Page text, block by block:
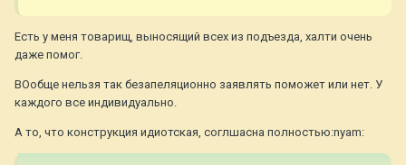
Есть у меня товарищ, выносящий всех из подъезда, халти очень
даже помог.
ВОобще нельзя так безапеляционно заявлять поможет или нет. У
каждого все индивидуально.
А то, что конструкция идиотская, соглшасна полностью:nyam: